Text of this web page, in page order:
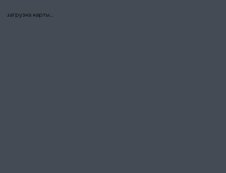
загрузка карты...